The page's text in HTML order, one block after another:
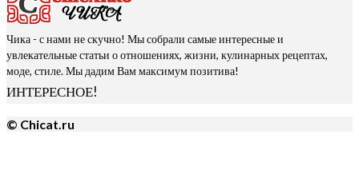
Чика - с нами не скучно! Мы собрали самые интересные и
увлекательные статьи о отношениях, жизни, кулинарных рецептах,
моде, стиле. Мы дадим Вам максимум позитива!
ИНТЕРЕСНОЕ!
© Chicat.ru